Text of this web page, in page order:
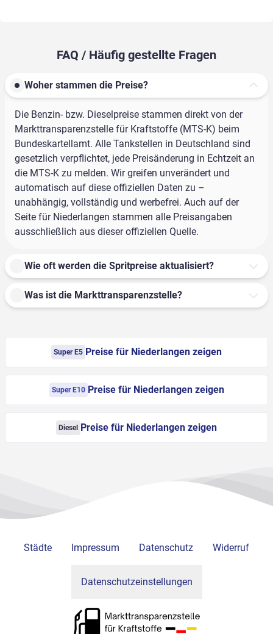
FAQ / Häufig gestellte Fragen
Woher stammen die Preise?
Die Benzin- bzw. Dieselpreise stammen direkt von der
Markttransparenzstelle für Kraftstoffe (MTS-K) beim
Bundeskartellamt. Alle Tankstellen in Deutschland sind
gesetzlich verpflichtet, jede Preisänderung in Echtzeit an
die MTS-K zu melden. Wir greifen unverändert und
automatisch auf diese offiziellen Daten zu –
unabhängig, vollständig und werbefrei. Auch auf der
Seite für Niederlangen stammen alle Preisangaben
ausschließlich aus dieser offiziellen Quelle.
Wie oft werden die Spritpreise aktualisiert?
Was ist die Markttransparenzstelle?
Super E5 Preise für Niederlangen zeigen
Super E10 Preise für Niederlangen zeigen
Diesel Preise für Niederlangen zeigen
Städte Impressum Datenschutz Widerruf
Datenschutzeinstellungen